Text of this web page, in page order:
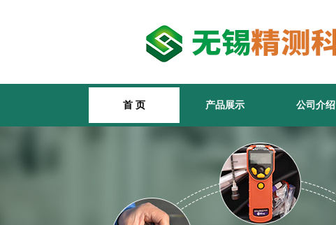
首 页 产品展示 公司介绍